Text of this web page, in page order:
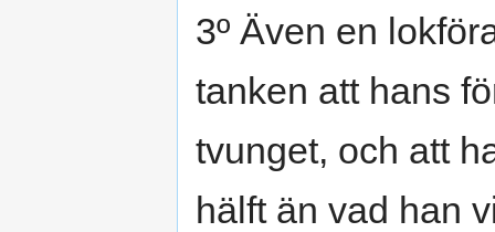
3º Även en
tanken att hans
tvunget, och att
hälft än vad han